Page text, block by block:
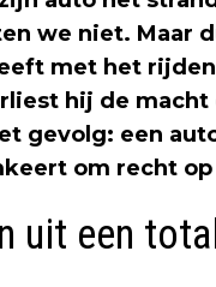
we niet. Maar
met het
hij de
gevolg: een
om recht
uit een